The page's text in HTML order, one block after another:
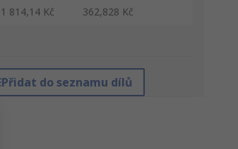
1 814,14 Kč 362,828 Kč
Přidat do seznamu dílů